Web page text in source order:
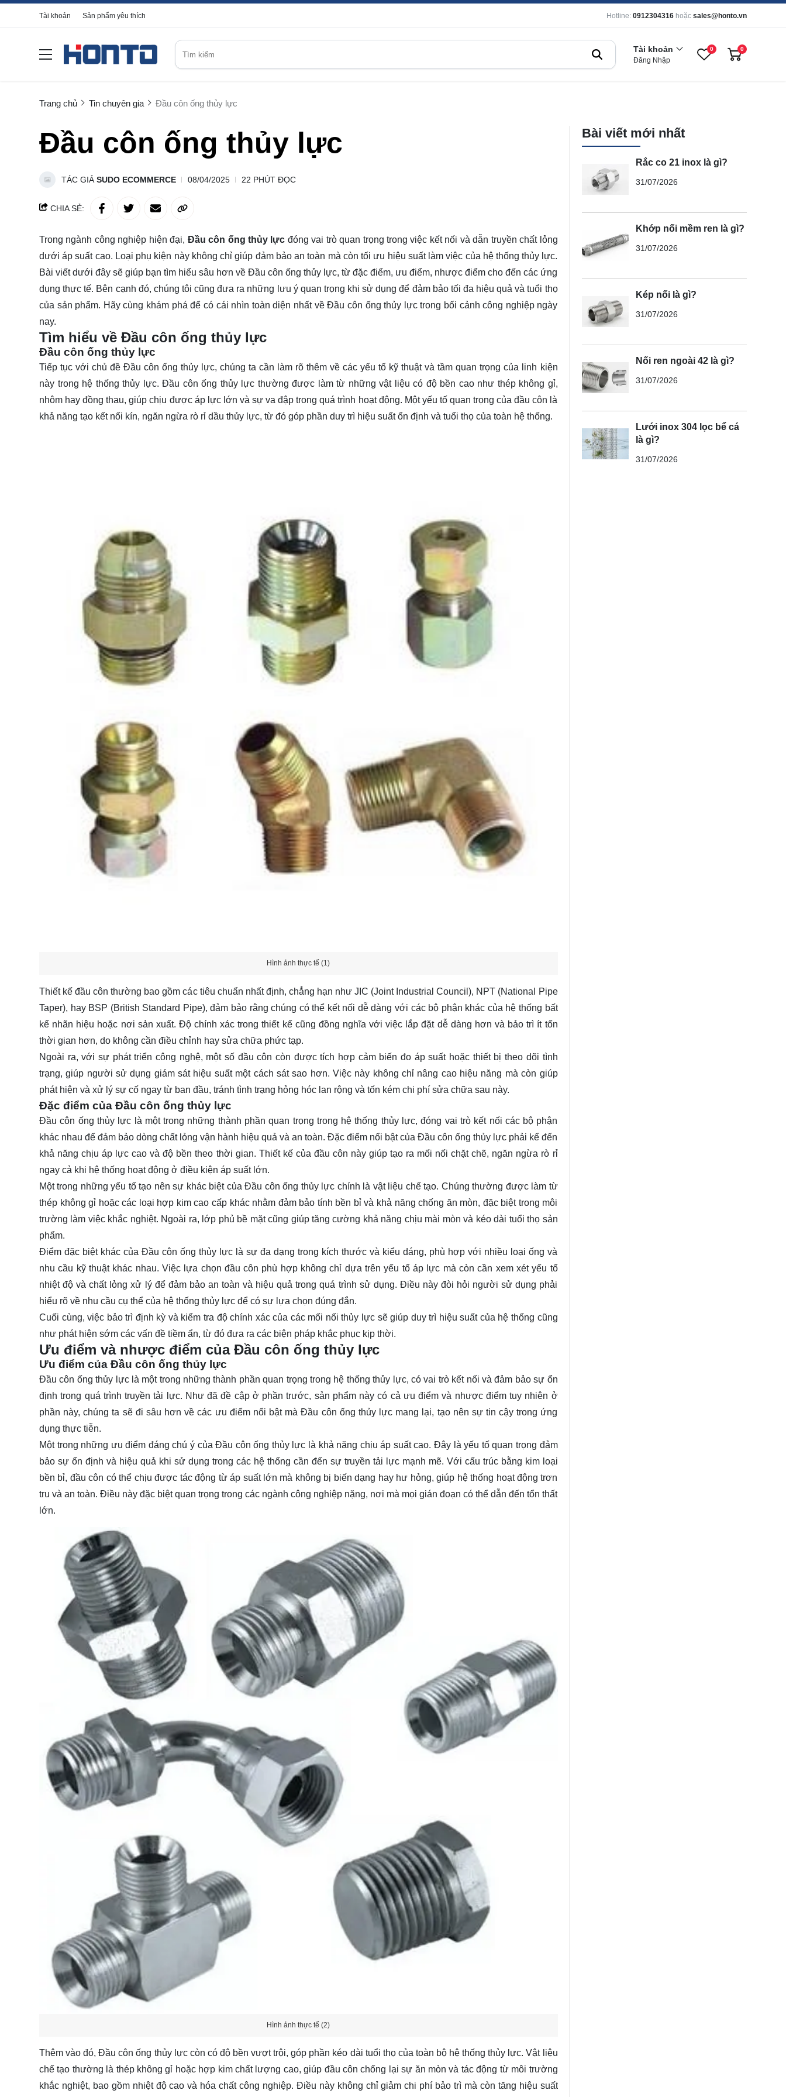
Tài khoản Sản phẩm yêu thích Hotline: 0912304316 hoặc sales@honto.vn
Tài khoản
Đăng Nhập
0 0
Trang chủ Tin chuyên gia Đầu côn ống thủy lực
Đầu côn ống thủy lực
TÁC GIẢ SUDO ECOMMERCE 08/04/2025 22 PHÚT ĐỌC
CHIA SẺ:
Trong ngành công nghiệp hiện đại, Đầu côn ống thủy lực đóng vai trò quan trọng trong việc kết nối và dẫn truyền chất lỏng
dưới áp suất cao. Loại phụ kiện này không chỉ giúp đảm bảo an toàn mà còn tối ưu hiệu suất làm việc của hệ thống thủy lực.
Bài viết dưới đây sẽ giúp bạn tìm hiểu sâu hơn về Đầu côn ống thủy lực, từ đặc điểm, ưu điểm, nhược điểm cho đến các ứng
dụng thực tế. Bên cạnh đó, chúng tôi cũng đưa ra những lưu ý quan trọng khi sử dụng để đảm bảo tối đa hiệu quả và tuổi thọ
của sản phẩm. Hãy cùng khám phá để có cái nhìn toàn diện nhất về Đầu côn ống thủy lực trong bối cảnh công nghiệp ngày
nay.
Tìm hiểu về Đầu côn ống thủy lực
Đầu côn ống thủy lực
Tiếp tục với chủ đềĐầu côn ống thủy lực, chúng ta cần làm rõ thêm về các yếu tố kỹ thuật và tầm quan trọng của linh kiện
này trong hệ thống thủy lực. Đầu côn ống thủy lực thường được làm từ những vật liệu có độ bền cao như thép không gỉ,
nhôm hay đồng thau, giúp chịu được áp lực lớn và sự va đập trong quá trình hoạt động. Một yếu tố quan trọng của đầu côn là
khả năng tạo kết nối kín, ngăn ngừa rò rỉ dầu thủy lực, từ đó góp phần duy trì hiệu suất ổn định và tuổi thọ của toàn hệ thống.
Hình ảnh thực tế (1)
Thiết kế đầu côn thường bao gồm các tiêu chuẩn nhất định, chẳng hạn như JIC (Joint Industrial Council), NPT (National Pipe
Taper), hay BSP (British Standard Pipe), đảm bảo rằng chúng có thể kết nối dễ dàng với các bộ phận khác của hệ thống bất
kể nhãn hiệu hoặc nơi sản xuất. Độ chính xác trong thiết kế cũng đồng nghĩa với việc lắp đặt dễ dàng hơn và bảo trì ít tốn
thời gian hơn, do không cần điều chỉnh hay sửa chữa phức tạp.
Ngoài ra, với sự phát triển công nghệ, một số đầu côn còn được tích hợp cảm biến đo áp suất hoặc thiết bị theo dõi tình
trạng, giúp người sử dụng giám sát hiệu suất một cách sát sao hơn. Việc này không chỉ nâng cao hiệu năng mà còn giúp
phát hiện và xử lý sự cố ngay từ ban đầu, tránh tình trạng hỏng hóc lan rộng và tốn kém chi phí sửa chữa sau này.
Đặc điểm của Đầu côn ống thủy lực
Đầu côn ống thủy lực là một trong những thành phần quan trọng trong hệ thống thủy lực, đóng vai trò kết nối các bộ phận
khác nhau để đảm bảo dòng chất lỏng vận hành hiệu quả và an toàn. Đặc điểm nổi bật của Đầu côn ống thủy lực phải kể đến
khả năng chịu áp lực cao và độ bền theo thời gian. Thiết kế của đầu côn này giúp tạo ra mối nối chặt chẽ, ngăn ngừa rò rỉ
ngay cả khi hệ thống hoạt động ở điều kiện áp suất lớn.
Một trong những yếu tố tạo nên sự khác biệt của Đầu côn ống thủy lực chính là vật liệu chế tạo. Chúng thường được làm từ
thép không gỉ hoặc các loại hợp kim cao cấp khác nhằm đảm bảo tính bền bỉ và khả năng chống ăn mòn, đặc biệt trong môi
trường làm việc khắc nghiệt. Ngoài ra, lớp phủ bề mặt cũng giúp tăng cường khả năng chịu mài mòn và kéo dài tuổi thọ sản
phẩm.
Điểm đặc biệt khác của Đầu côn ống thủy lực là sự đa dạng trong kích thước và kiểu dáng, phù hợp với nhiều loại ống và
nhu cầu kỹ thuật khác nhau. Việc lựa chọn đầu côn phù hợp không chỉ dựa trên yếu tố áp lực mà còn cần xem xét yếu tố
nhiệt độ và chất lỏng xử lý để đảm bảo an toàn và hiệu quả trong quá trình sử dụng. Điều này đòi hỏi người sử dụng phải
hiểu rõ về nhu cầu cụ thể của hệ thống thủy lực để có sự lựa chọn đúng đắn.
Cuối cùng, việc bảo trì định kỳ và kiểm tra độ chính xác của các mối nối thủy lực sẽ giúp duy trì hiệu suất của hệ thống cũng
như phát hiện sớm các vấn đề tiềm ẩn, từ đó đưa ra các biện pháp khắc phục kịp thời.
Ưu điểm và nhược điểm của Đầu côn ống thủy lực
Ưu điểm của Đầu côn ống thủy lực
Đầu côn ống thủy lực là một trong những thành phần quan trọng trong hệ thống thủy lực, có vai trò kết nối và đảm bảo sự ổn
định trong quá trình truyền tải lực. Như đã đề cập ở phần trước, sản phẩm này có cả ưu điểm và nhược điểm tuy nhiên ở
phần này, chúng ta sẽ đi sâu hơn về các ưu điểm nổi bật mà Đầu côn ống thủy lực mang lại, tạo nên sự tin cậy trong ứng
dụng thực tiễn.
Một trong những ưu điểm đáng chú ý của Đầu côn ống thủy lực là khả năng chịu áp suất cao. Đây là yếu tố quan trọng đảm
bảo sự ổn định và hiệu quả khi sử dụng trong các hệ thống cần đến sự truyền tải lực mạnh mẽ. Với cấu trúc bằng kim loại
bền bỉ, đầu côn có thể chịu được tác động từ áp suất lớn mà không bị biến dạng hay hư hỏng, giúp hệ thống hoạt động trơn
tru và an toàn. Điều này đặc biệt quan trọng trong các ngành công nghiệp nặng, nơi mà mọi gián đoạn có thể dẫn đến tổn thất
lớn.
Hình ảnh thực tế (2)
Thêm vào đó, Đầu côn ống thủy lực còn có độ bền vượt trội, góp phần kéo dài tuổi thọ của toàn bộ hệ thống thủy lực. Vật liệu
chế tạo thường là thép không gỉ hoặc hợp kim chất lượng cao, giúp đầu côn chống lại sự ăn mòn và tác động từ môi trường
khắc nghiệt, bao gồm nhiệt độ cao và hóa chất công nghiệp. Điều này không chỉ giảm chi phí bảo trì mà còn tăng hiệu suất
Bài viết mới nhất
Rắc co 21 inox là gì?
31/07/2026
Khớp nối mềm ren là gì?
31/07/2026
Kép nối là gì?
31/07/2026
Nối ren ngoài 42 là gì?
31/07/2026
Lưới inox 304 lọc bể cá
là gì?
31/07/2026